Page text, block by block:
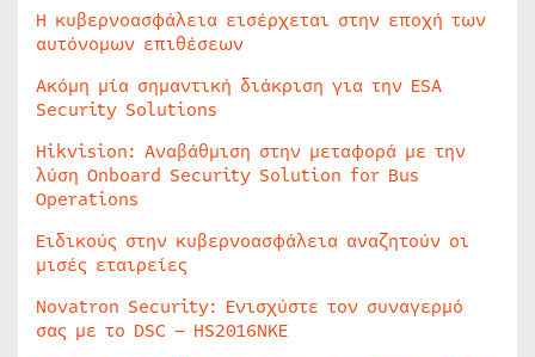
Η κυβερνοασφάλεια εισέρχεται στην εποχή των
αυτόνομων επιθέσεων
Ακόμη μία σημαντική διάκριση για την ESA
Security Solutions
Hikvision: Αναβάθμιση στην μεταφορά με την
λύση Onboard Security Solution for Bus
Operations
Ειδικούς στην κυβερνοασφάλεια αναζητούν οι
μισές εταιρείες
Novatron Security: Ενισχύστε τον συναγερμό
σας με το DSC – HS2016NKE